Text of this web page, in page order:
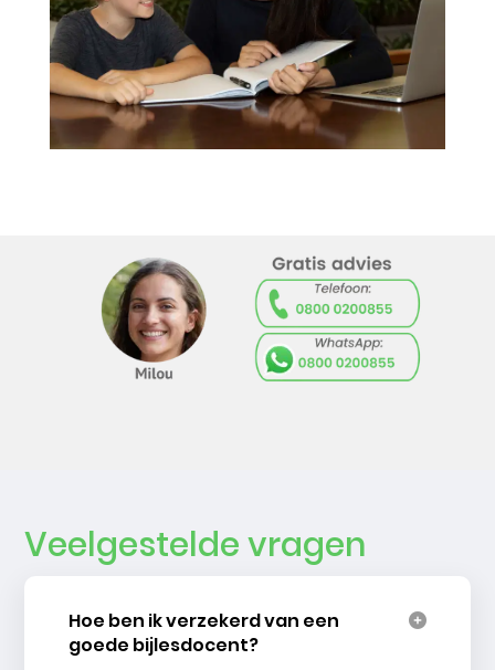
Veelgestelde vragen
Hoe ben ik verzekerd van een
goede bijlesdocent?